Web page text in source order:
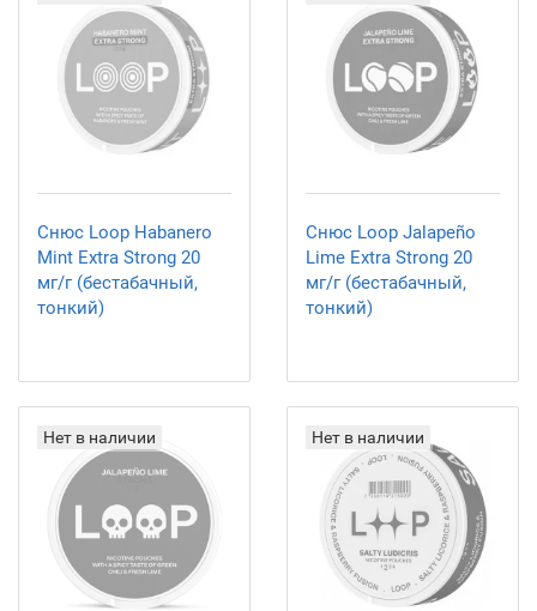
Снюс Loop Habanero
Mint Extra Strong 20
мг/г (бестабачный,
тонкий)
Снюс Loop Jalapeño
Lime Extra Strong 20
мг/г (бестабачный,
тонкий)
Нет в наличии Нет в наличии